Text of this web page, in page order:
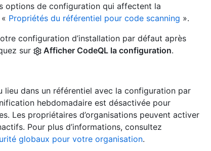
options de configuration qui affectent la
Propriétés du référentiel pour code scanning ».
configuration d’installation par défaut après
sur Afficher CodeQL la configuration.
lieu dans un référentiel avec la configuration par
hebdomadaire est désactivée pour
Les propriétaires d’organisations peuvent activer
Pour plus d’informations, consultez
globaux pour votre organisation.